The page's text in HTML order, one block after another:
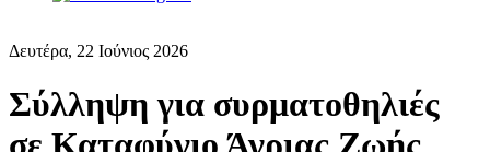
Δευτέρα, 22 Ιούνιος 2026
Σύλληψη για συρματοθηλιές